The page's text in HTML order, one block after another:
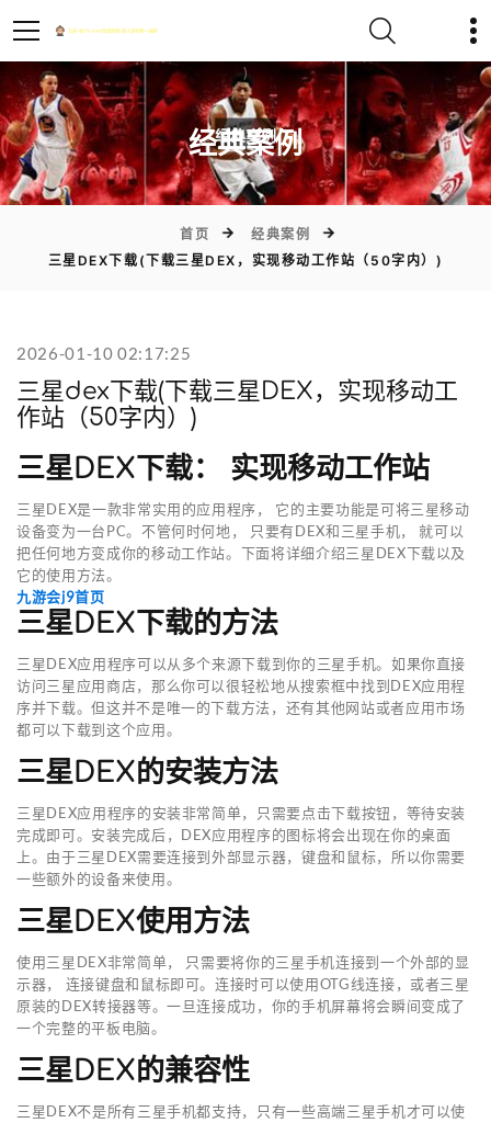
)
经典案例
首页
经典案例
三星DEX下载(下载三星DEX，实现移动工作站（50字内）)
2026-01-10 02:17:25
三星dex下载(下载三星DEX，实现移动工
作站（50字内）)
三星DEX下载： 实现移动工作站
三星DEX是一款非常实用的应用程序， 它的主要功能是可将三星移动
设备变为一台PC。不管何时何地， 只要有DEX和三星手机， 就可以
把任何地方变成你的移动工作站。下面将详细介绍三星DEX下载以及
它的使用方法。
九游会j9首页
三星DEX下载的方法
三星DEX应用程序可以从多个来源下载到你的三星手机。如果你直接
访问三星应用商店，那么你可以很轻松地从搜索框中找到DEX应用程
序并下载。但这并不是唯一的下载方法，还有其他网站或者应用市场
都可以下载到这个应用。
三星DEX的安装方法
三星DEX应用程序的安装非常简单，只需要点击下载按钮，等待安装
完成即可。安装完成后，DEX应用程序的图标将会出现在你的桌面
上。由于三星DEX需要连接到外部显示器，键盘和鼠标，所以你需要
一些额外的设备来使用。
三星DEX使用方法
使用三星DEX非常简单， 只需要将你的三星手机连接到一个外部的显
示器， 连接键盘和鼠标即可。连接时可以使用OTG线连接，或者三星
原装的DEX转接器等。一旦连接成功，你的手机屏幕将会瞬间变成了
一个完整的平板电脑。
三星DEX的兼容性
三星DEX不是所有三星手机都支持，只有一些高端三星手机才可以使